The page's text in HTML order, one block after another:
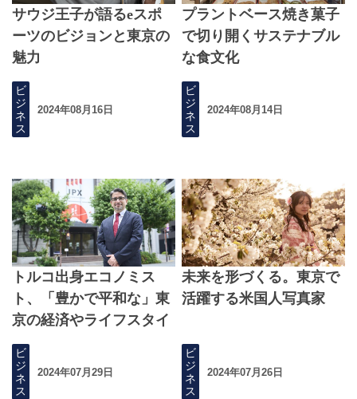
サウジ王子が語るeスポ
ーツのビジョンと東京の
魅力
ビ
ジ
ネ
ス
2024年08月16日
プラントベース焼き菓子
で切り開くサステナブル
な食文化
ビ
ジ
ネ
ス
2024年08月14日
トルコ出身エコノミス
ト、「豊かで平和な」東
京の経済やライフスタイ
ルの長所を評価
ビ
ジ
ネ
ス
2024年07月29日
未来を形づくる。東京で
活躍する米国人写真家
ビ
ジ
ネ
ス
2024年07月26日